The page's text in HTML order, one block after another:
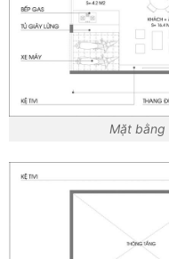
Mặt bằng